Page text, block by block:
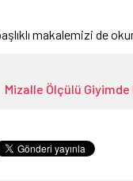
makalemizi de
Mizalle Ölçülü